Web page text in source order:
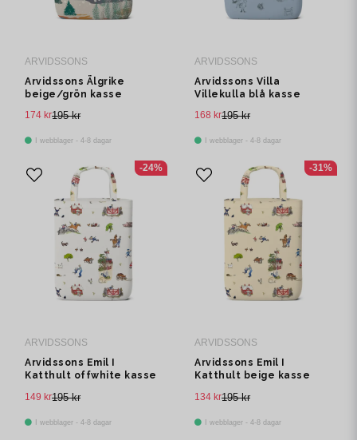
ARVIDSSONS
Arvidssons Älgrike
beige/grön kasse
195 kr
174 kr
I webblager - 4-8 dagar
ARVIDSSONS
Arvidssons Villa
Villekulla blå kasse
195 kr
168 kr
I webblager - 4-8 dagar
ARVIDSSONS
Arvidssons Emil I
Katthult offwhite kasse
195 kr
149 kr
I webblager - 4-8 dagar
-24%
ARVIDSSONS
Arvidssons Emil I
Katthult beige kasse
195 kr
134 kr
I webblager - 4-8 dagar
-31%